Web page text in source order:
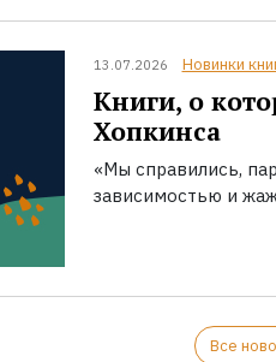
13.07.2026 Новинки
Книги, о
Хопкинса
«Мы справились,
зависимостью и
Все